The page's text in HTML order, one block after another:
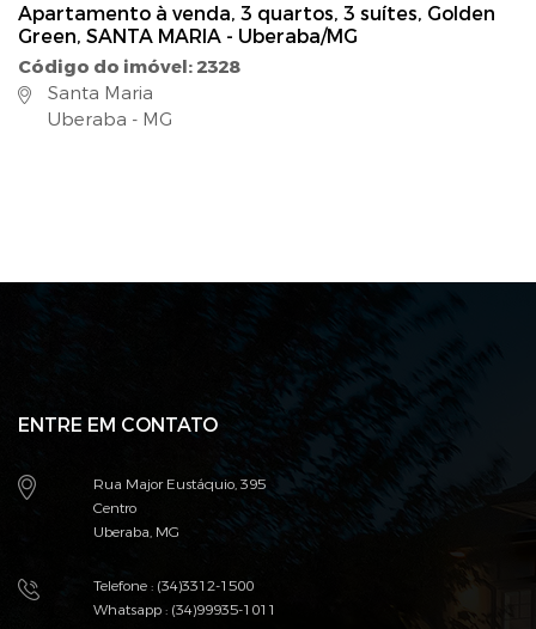
Apartamento à venda, 3 quartos, 3 suítes, Golden
Green, SANTA MARIA - Uberaba/MG
Código do imóvel: 2328
Santa Maria
Uberaba - MG
ENTRE EM CONTATO
Rua Major Eustáquio, 395
Centro
Uberaba, MG
Telefone : (34)3312-1500
Whatsapp : (34)99935-1011